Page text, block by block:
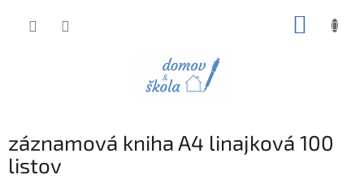
záznamová kniha A4 linajková 100
listov